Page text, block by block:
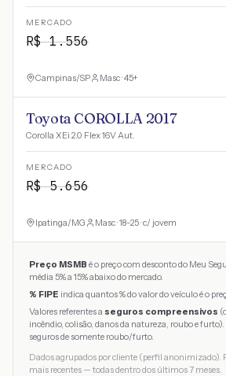
MERCADO
R$1.556
Campinas/SP Masc · 45+
Toyota COROLLA 2017
Corolla XEi 2.0 Flex 16V Aut.
MERCADO
R$5.656
Ipatinga/MG Masc · 18-25 · c/ jovem
Preço MSMB é o preço com desconto do Meu
média 5% a 15% abaixo do mercado.
% FIPE indica quantos % do valor do veículo é o
Valores referentes a seguros compreensivos
incêndio, colisão, danos da natureza, roubo e
seguros de somente roubo/furto.
Dados agrupados por cliente (perfil anonimizado).
mais recentes — todas dentro dos últimos 7 meses.